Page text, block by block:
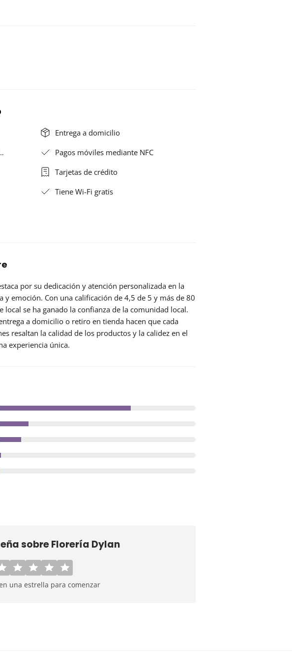
Entrega a domicilio
Pagos móviles mediante NFC
Tarjetas de crédito
Tiene Wi-Fi gratis
por su dedicación y atención personalizada en la
y emoción. Con una calificación de 4,5 de 5 y más de 80
local se ha ganado la confianza de la comunidad local.
a domicilio o retiro en tienda hacen que cada
resaltan la calidad de los productos y la calidez en el
experiencia única.
sobreFlorería Dylan
una estrella para comenzar